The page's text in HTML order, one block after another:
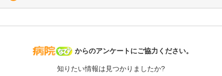
病院なび
からのアンケートにご協力ください。
知りたい情報は見つかりましたか?